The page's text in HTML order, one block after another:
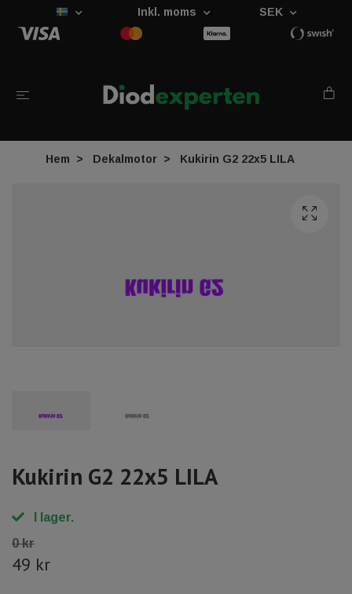
Inkl. moms SEK
Hem Dekalmotor Kukirin G2 22x5 LILA
Kukirin G2 22x5 LILA
I lager.
0 kr
49 kr